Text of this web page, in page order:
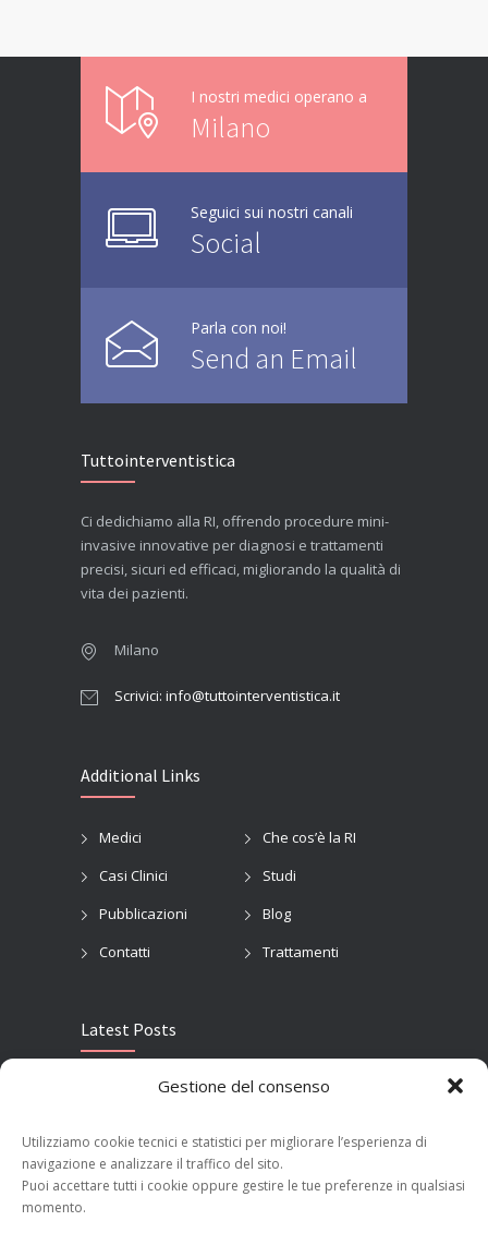
Gestione del consenso
Utilizziamo cookie tecnici e statistici per migliorare l’esperienza di
navigazione e analizzare il traffico del sito.
Puoi accettare tutti i cookie oppure gestire le tue preferenze in qualsiasi
momento.
I nostri medici operano a
Milano
Seguici sui nostri canali
Social
Parla con noi!
Send an Email
Tuttointerventistica
Ci dedichiamo alla RI, offrendo procedure mini-
invasive innovative per diagnosi e trattamenti
precisi, sicuri ed efficaci, migliorando la qualità di
vita dei pazienti.
Milano
Scrivici: info@tuttointerventistica.it
Additional Links
Medici
Che cos’è la RI
Casi Clinici
Studi
Pubblicazioni
Blog
Contatti
Trattamenti
Latest Posts
FEBRUARY 25, 2019